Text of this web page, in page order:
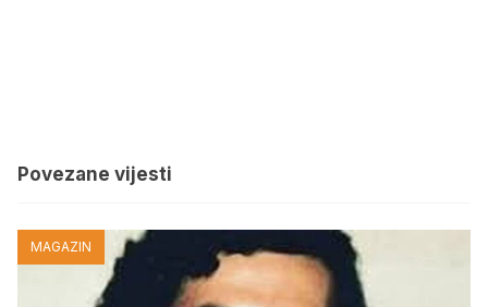
Povezane vijesti
MAGAZIN